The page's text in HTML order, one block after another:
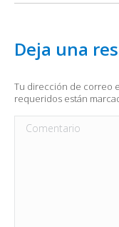
Deja una
Tu dirección de correo
requeridos están
Comentario